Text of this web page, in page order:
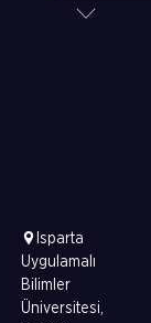
Isparta
Uygulamalı
Bilimler
Üniversitesi,